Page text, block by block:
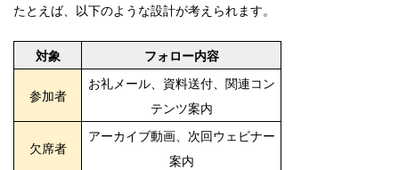
たとえば、以下のような設計が考えられます。
対象 フォロー内容
参加者
お礼メール、資料送付、関連コン
テンツ案内
欠席者
アーカイブ動画、次回ウェビナー
案内